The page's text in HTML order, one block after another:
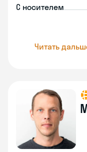
С носителем
Читать